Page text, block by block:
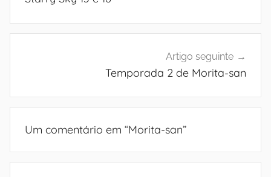
Artigo seguinte
Temporada 2 de Morita-san
Um comentário em “Morita-san”